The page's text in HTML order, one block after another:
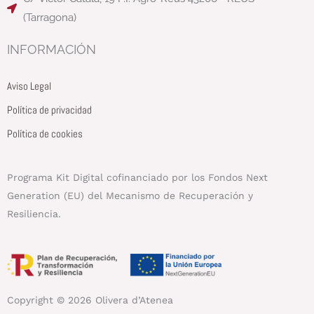
(Tarragona)
INFORMACIÓN
Aviso Legal
Política de privacidad
Política de cookies
Programa Kit Digital cofinanciado por los Fondos Next
Generation (EU) del Mecanismo de Recuperación y
Resiliencia.
Copyright © 2026 Olivera d’Atenea